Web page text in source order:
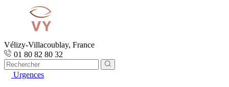
Vélizy-Villacoublay, France
01 80 82 80 32
Urgences